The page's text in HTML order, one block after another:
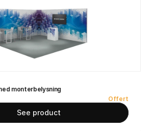
monterbelysning
Offert
See product